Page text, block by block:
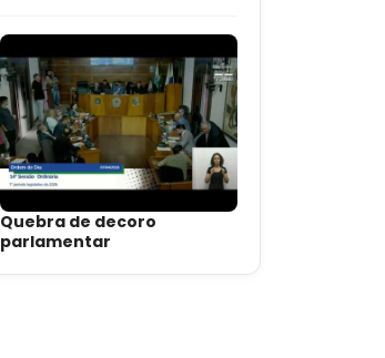
Quebra de decoro
parlamentar